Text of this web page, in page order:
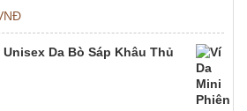
Da Bò Sáp Khâu Thủ